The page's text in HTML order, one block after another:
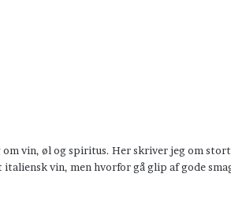
om vin, øl og spiritus. Her skriver jeg om
vin, men hvorfor gå glip af gode